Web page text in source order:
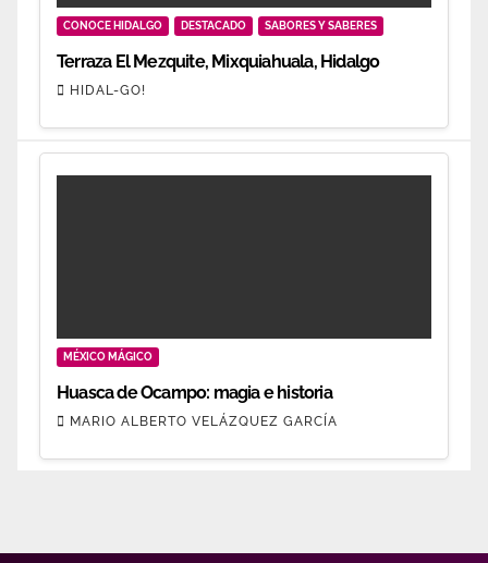
CONOCE HIDALGO DESTACADO SABORES Y SABERES
Terraza El Mezquite, Mixquiahuala, Hidalgo
HIDAL-GO!
MÉXICO MÁGICO
Huasca de Ocampo: magia e historia
MARIO ALBERTO VELÁZQUEZ GARCÍA